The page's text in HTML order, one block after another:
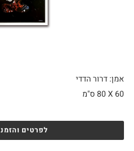
אמן: דרור הדדי
60 X
לפרטים